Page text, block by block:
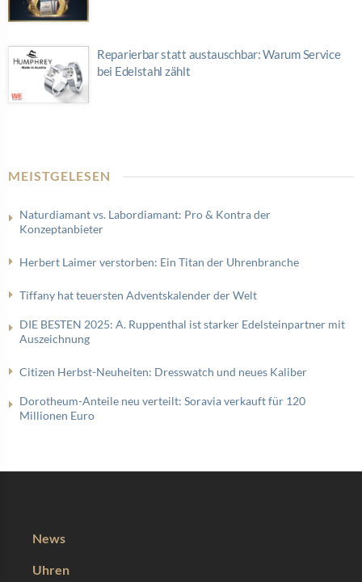
Reparierbar statt austauschbar: Warum Service
bei Edelstahl zählt
MEISTGELESEN
Naturdiamant vs. Labordiamant: Pro & Kontra der
Konzeptanbieter
Herbert Laimer verstorben: Ein Titan der Uhrenbranche
Tiffany hat teuersten Adventskalender der Welt
DIE BESTEN 2025: A. Ruppenthal ist starker Edelsteinpartner mit
Auszeichnung
Citizen Herbst-Neuheiten: Dresswatch und neues Kaliber
Dorotheum-Anteile neu verteilt: Soravia verkauft für 120
Millionen Euro
News
Uhren